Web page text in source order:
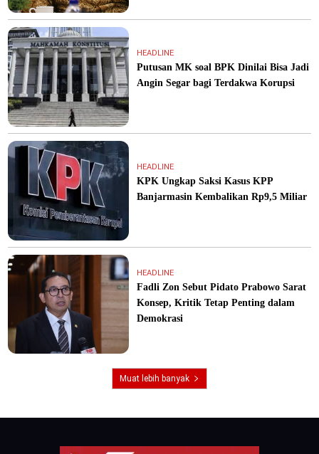
HEADLINE
Putusan MK soal BPK Dinilai Bisa Jadi
Angin Segar bagi Terdakwa Korupsi
HEADLINE
KPK Ungkap Saksi Kasus KPP
Banjarmasin Kembalikan Rp9,5 Miliar
HEADLINE
Fadli Zon Sebut Pidato Prabowo Sarat
Konsep, Kritik Tetap Penting dalam
Demokrasi
Muat lebih banyak